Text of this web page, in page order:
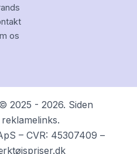
os
2025 - 2026. Siden
– CVR: 45307409 –